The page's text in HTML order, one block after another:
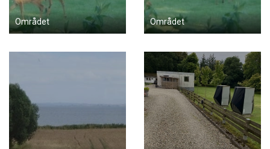
Området Området